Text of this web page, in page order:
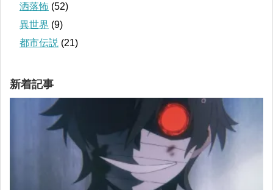
洒落怖 (52)
異世界 (9)
都市伝説 (21)
新着記事